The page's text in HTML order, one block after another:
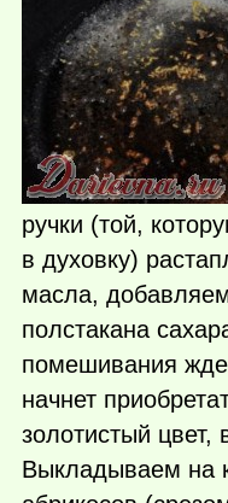
ручки (той,
в духовку)
масла,
полстакана
помешивания
начнет
золотистый цвет,
Выкладываем на